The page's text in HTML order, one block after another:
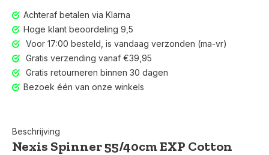
Achteraf betalen via Klarna
Hoge klant beoordeling 9,5
Voor 17:00 besteld, is vandaag verzonden (ma-vr)
Gratis verzending vanaf €39,95
Gratis retourneren binnen 30 dagen
Bezoek één van onze winkels
Beschrijving
Nexis Spinner 55/40cm EXP Cotton